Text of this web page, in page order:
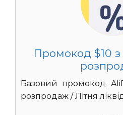
Промокод $10
Базовий промокод
розпродаж / Літня